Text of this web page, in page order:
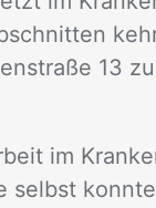
13
im
selbst